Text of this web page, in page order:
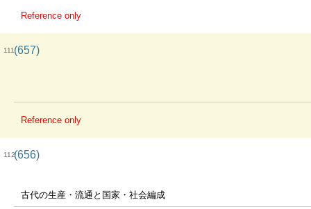
Reference only
111(657)
Reference only
112(656)
古代の生産・流通と国家・社会編成